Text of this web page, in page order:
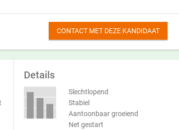
CONTACT MET DEZE KANDIDAAT
Details
Slechtlopend
Stabiel
Aantoonbaar groeiend
Net gestart